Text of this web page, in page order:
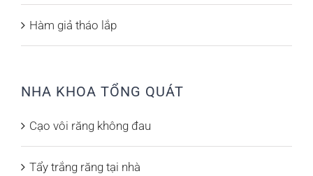
Hàm giả tháo lắp
NHA KHOA TỔNG QUÁT
Cạo vôi răng không đau
Tẩy trắng răng tại nhà